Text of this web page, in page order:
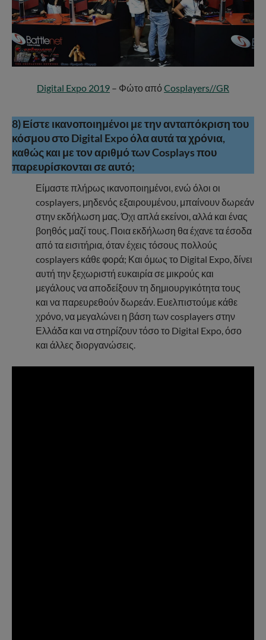
Digital Expo 2019 – Φώτο από Cosplayers//GR
8) Είστε ικανοποιημένοι με την ανταπόκριση του
κόσμου στο Digital Expo όλα αυτά τα χρόνια,
καθώς και με τον αριθμό των Cosplays που
παρευρίσκονται σε αυτό;
Είμαστε πλήρως ικανοποιημένοι, ενώ όλοι οι
cosplayers, μηδενός εξαιρουμένου, μπαίνουν δωρεάν
στην εκδήλωση μας. Όχι απλά εκείνοι, αλλά και ένας
βοηθός μαζί τους. Ποια εκδήλωση θα έχανε τα έσοδα
από τα εισιτήρια, όταν έχεις τόσους πολλούς
cosplayers κάθε φορά; Και όμως το Digital Expo, δίνει
αυτή την ξεχωριστή ευκαιρία σε μικρούς και
μεγάλους να αποδείξουν τη δημιουργικότητα τους
και να παρευρεθούν δωρεάν. Ευελπιστούμε κάθε
χρόνο, να μεγαλώνει η βάση των cosplayers στην
Ελλάδα και να στηρίζουν τόσο το Digital Expo, όσο
και άλλες διοργανώσεις.